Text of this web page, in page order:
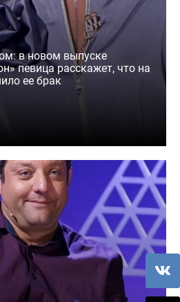
в новом выпуске
певица расскажет, что на
ее брак